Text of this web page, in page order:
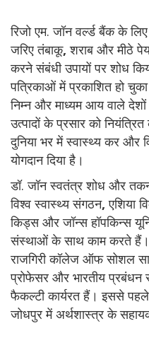
रिजो एम. जॉन वर्ल्ड बैंक के
जरिए तंबाकू,शराब और मीठे
करने संबंधी उपायों पर शोध
पत्रिकाओं में प्रकाशित हो
निम्न और माध्यम आय वाले
उत्पादों के प्रसार को
दुनिया भर में स्वास्थ्य कर और
योगदान दिया है।
डॉ. जॉन स्वतंत्र शोध और
विश्व स्वास्थ्य संगठन,एशिया
किड्स और जॉन्स हॉपकिन्स
संस्थाओं के साथ काम करते हैं।
राजगिरी कॉलेज ऑफ सोशल
प्रोफेसर और भारतीय प्रबंधन
फैकल्टी कार्यरत हैं। इससे पहले
जोधपुर में अर्थशास्त्र के